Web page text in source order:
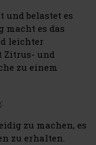
und belastet es
macht es das
leichter
Zitrus- und
zu einem
:
zu machen, es
zu erhalten.